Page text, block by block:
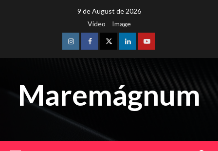
9 de August de 2026
Video
Image
InstagramFacebookTwitterLinkedinYoutube
Maremágnum